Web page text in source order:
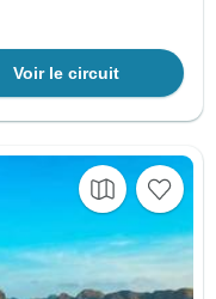
Voir le circuit